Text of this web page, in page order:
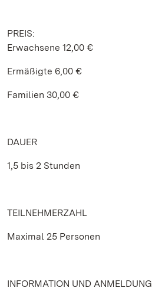
PREIS:
Erwachsene 12,00 €
Ermäßigte 6,00 €
Familien 30,00 €
DAUER
1,5 bis 2 Stunden
TEILNEHMERZAHL
Maximal 25 Personen
INFORMATION UND ANMELDUNG